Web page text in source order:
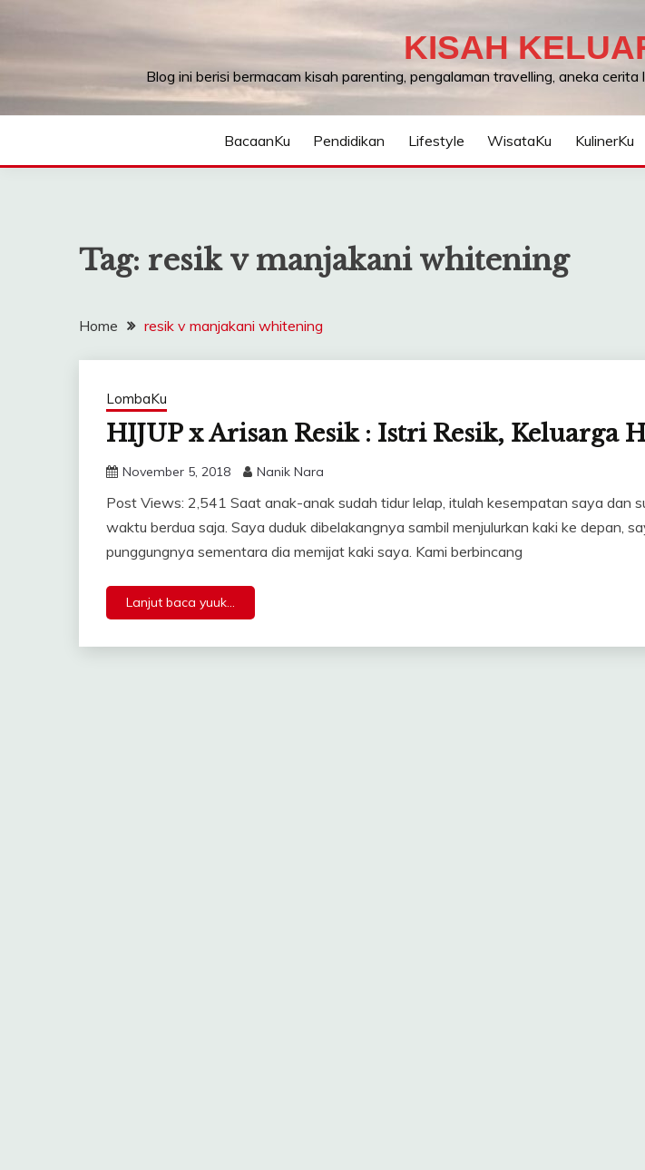
KISAH
Blog ini berisi bermacam kisah parenting, pengalaman travelling, aneka
BacaanKu Pendidikan Lifestyle WisataKu KulinerKu
Tag: resik v manjakani whitening
Home resik v manjakani whitening
LombaKu
HIJUP x Arisan Resik : Istri Resik, Keluarga
November 5, 2018 Nanik Nara
Post Views: 2,541 Saat anak-anak sudah tidur lelap, itulah kesempatan saya dan
waktu berdua saja. Saya duduk dibelakangnya sambil menjulurkan kaki ke depan,
punggungnya sementara dia memijat kaki saya. Kami berbincang
Lanjut baca yuuk...